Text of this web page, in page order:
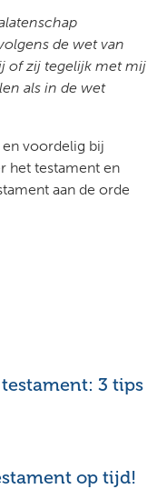
de wet van
of zij tegelijk met mij
als in de wet
voordelig bij
het testament en
aan de orde
3 tips
op tijd!